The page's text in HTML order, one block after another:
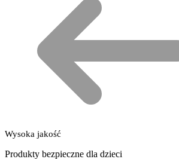
Wysoka jakość
Produkty bezpieczne dla dzieci